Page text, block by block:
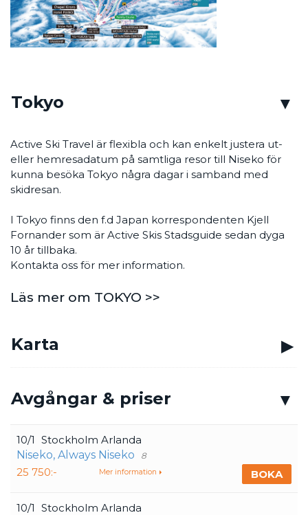
Tokyo
Active Ski Travel är flexibla och kan enkelt justera ut-
eller hemresadatum på samtliga resor till Niseko för
kunna besöka Tokyo några dagar i samband med
skidresan.
I Tokyo finns den f.d Japan korrespondenten Kjell
Fornander som är Active Skis Stadsguide sedan dyga
10 år tillbaka.
Kontakta oss för mer information.
Läs mer om TOKYO >>
Karta
Avgångar & priser
10/1 Stockholm Arlanda
Niseko, Always Niseko
8
25 750:- BOKA
Mer information
10/1 Stockholm Arlanda